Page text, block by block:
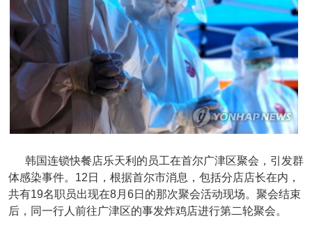
韩国连锁快餐店乐天利的员工在首尔广津区聚会，引发群
体感染事件。12日，根据首尔市消息，包括分店店长在内，
共有19名职员出现在8月6日的那次聚会活动现场。聚会结束
后，同一行人前往广津区的事发炸鸡店进行第二轮聚会。